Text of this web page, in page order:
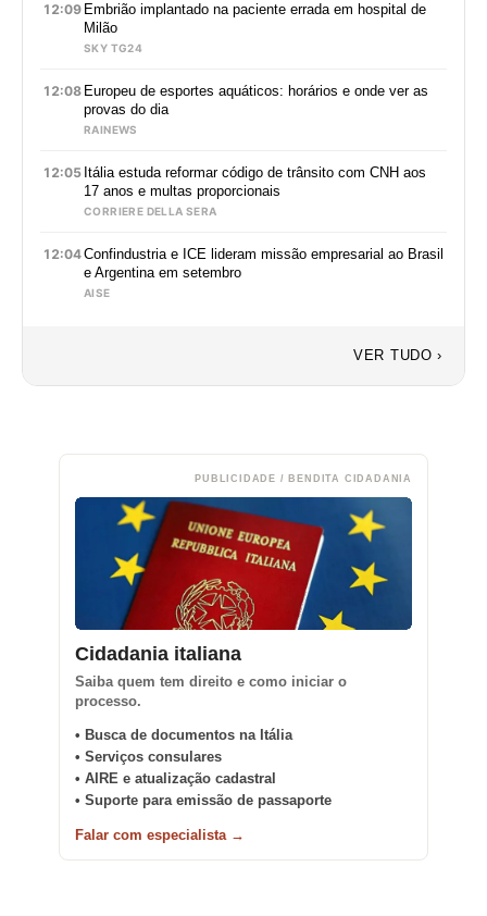
12:09 Embrião implantado na paciente errada em hospital de
Milão
SKY TG24
12:08 Europeu de esportes aquáticos: horários e onde ver as
provas do dia
RAINEWS
12:05 Itália estuda reformar código de trânsito com CNH aos
17 anos e multas proporcionais
CORRIERE DELLA SERA
12:04Confindustria e ICE lideram missão empresarial ao Brasil
e Argentina em setembro
AISE
VER TUDO ›
PUBLICIDADE / BENDITA CIDADANIA
Cidadania italiana
Saiba quem tem direito e como iniciar o
processo.
• Busca de documentos na Itália
• Serviços consulares
• AIRE e atualização cadastral
• Suporte para emissão de passaporte
Falar com especialista →